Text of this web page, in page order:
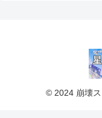
© 2024 崩壊